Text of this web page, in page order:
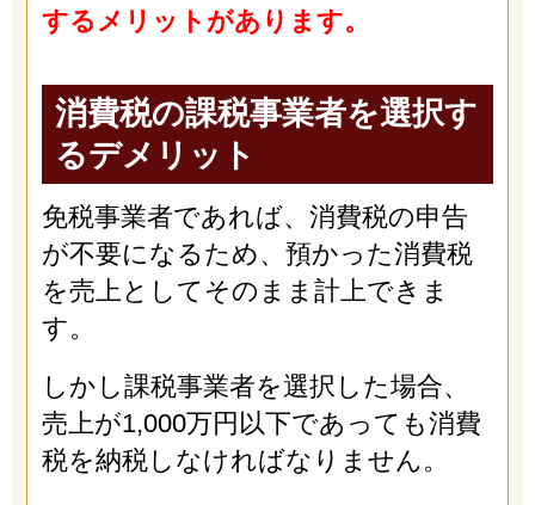
するメリットがあります。
消費税の課税事業者を選択す
るデメリット
免税事業者であれば、消費税の申告
が不要になるため、預かった消費税
を売上としてそのまま計上できま
す。
しかし課税事業者を選択した場合、
売上が1,000万円以下であっても消費
税を納税しなければなりません。